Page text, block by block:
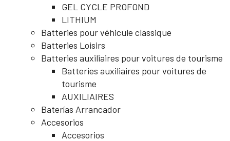
GEL CYCLE PROFOND
LITHIUM
Batteries pour véhicule classique
Batteries Loisirs
Batteries auxiliaires pour voitures de tourisme
Batteries auxiliaires pour voitures de
tourisme
AUXILIAIRES
Baterías Arrancador
Accesorios
Accesorios